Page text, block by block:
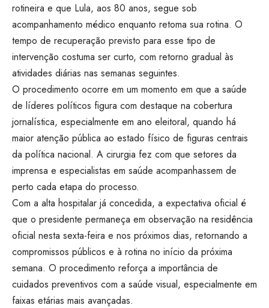
rotineira e que Lula, aos 80 anos, segue sob
acompanhamento médico enquanto retoma sua rotina. O
tempo de recuperação previsto para esse tipo de
intervenção costuma ser curto, com retorno gradual às
atividades diárias nas semanas seguintes.
O procedimento ocorre em um momento em que a saúde
de líderes políticos figura com destaque na cobertura
jornalística, especialmente em ano eleitoral, quando há
maior atenção pública ao estado físico de figuras centrais
da política nacional. A cirurgia fez com que setores da
imprensa e especialistas em saúde acompanhassem de
perto cada etapa do processo.
Com a alta hospitalar já concedida, a expectativa oficial é
que o presidente permaneça em observação na residência
oficial nesta sexta-feira e nos próximos dias, retornando a
compromissos públicos e à rotina no início da próxima
semana. O procedimento reforça a importância de
cuidados preventivos com a saúde visual, especialmente em
faixas etárias mais avançadas.